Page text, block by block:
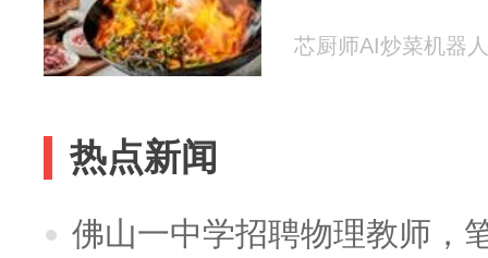
芯厨师AI炒菜机器
热点新闻
佛山一中学招聘物理教师，